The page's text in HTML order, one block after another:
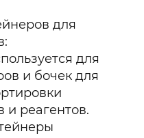
для
для
и бочек для
и реагентов.